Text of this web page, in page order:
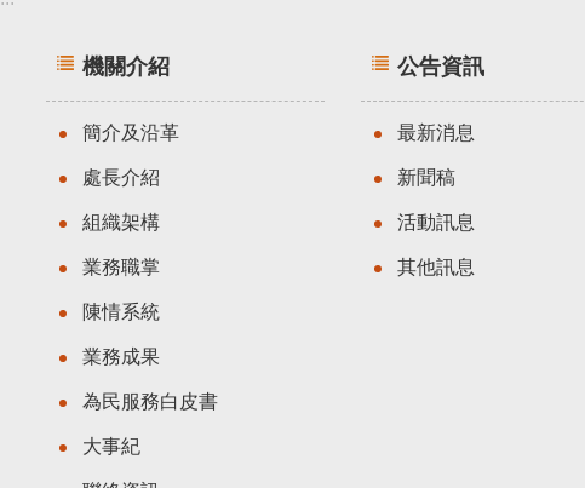
機關介紹
簡介及沿革
處長介紹
組織架構
業務職掌
陳情系統
業務成果
為民服務白皮書
大事紀
公告資訊
最新消息
新聞稿
活動訊息
其他訊息